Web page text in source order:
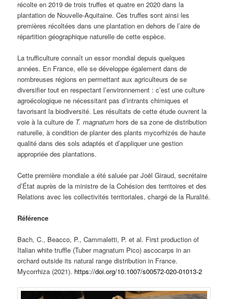
récolte en 2019 de trois truffes et quatre en 2020 dans la
plantation de Nouvelle-Aquitaine. Ces truffes sont ainsi les
premières récoltées dans une plantation en dehors de l’aire de
répartition géographique naturelle de cette espèce.
La trufficulture connaît un essor mondial depuis quelques
années. En France, elle se développe également dans de
nombreuses régions en permettant aux agriculteurs de se
diversifier tout en respectant l’environnement : c’est une culture
agroécologique ne nécessitant pas d’intrants chimiques et
favorisant la biodiversité. Les résultats de cette étude ouvrent la
voie à la culture de T. magnatum hors de sa zone de distribution
naturelle, à condition de planter des plants mycorhizés de haute
qualité dans des sols adaptés et d’appliquer une gestion
appropriée des plantations.
Cette première mondiale a été saluée par Joël Giraud, secrétaire
d’État auprès de la ministre de la Cohésion des territoires et des
Relations avec les collectivités territoriales, chargé de la Ruralité.
Référence
Bach, C., Beacco, P., Cammaletti, P. et al. First production of
Italian white truffle (Tuber magnatum Pico) ascocarps in an
orchard outside its natural range distribution in France.
Mycorrhiza (2021). https://doi.org/10.1007/s00572-020-01013-2